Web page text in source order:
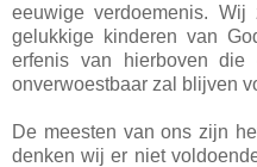
eeuwige verdoemenis.
gelukkige kinderen van
erfenis van hierboven
onverwoestbaar zal blijven
De meesten van ons zijn
denken wij er niet